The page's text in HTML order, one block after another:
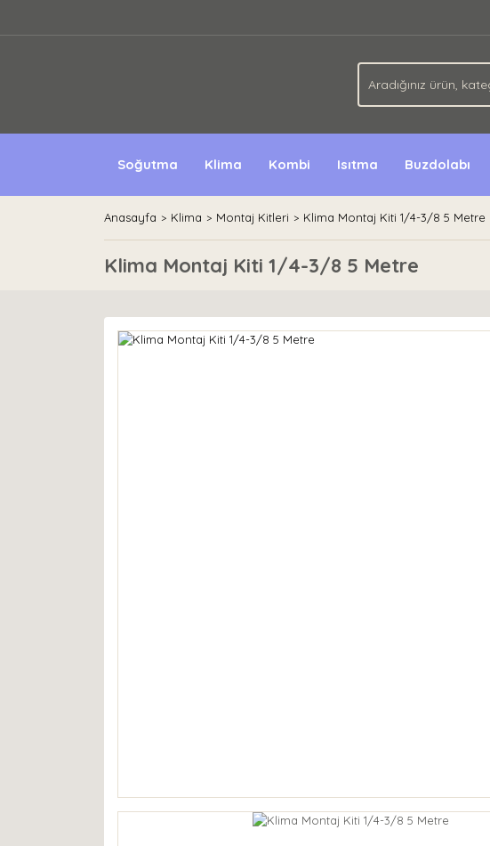
Soğutma Klima Kombi Isıtma Buzdolabı
Anasayfa Klima Montaj Kitleri Klima Montaj Kiti 1/4-3/8 5 Metre
Klima Montaj Kiti 1/4-3/8 5 Metre